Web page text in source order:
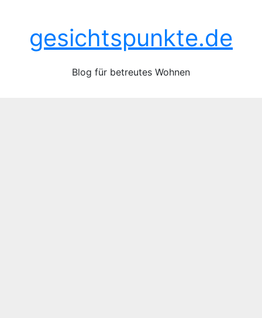
springengesichtspunkte.de
Blog für betreutes Wohnen